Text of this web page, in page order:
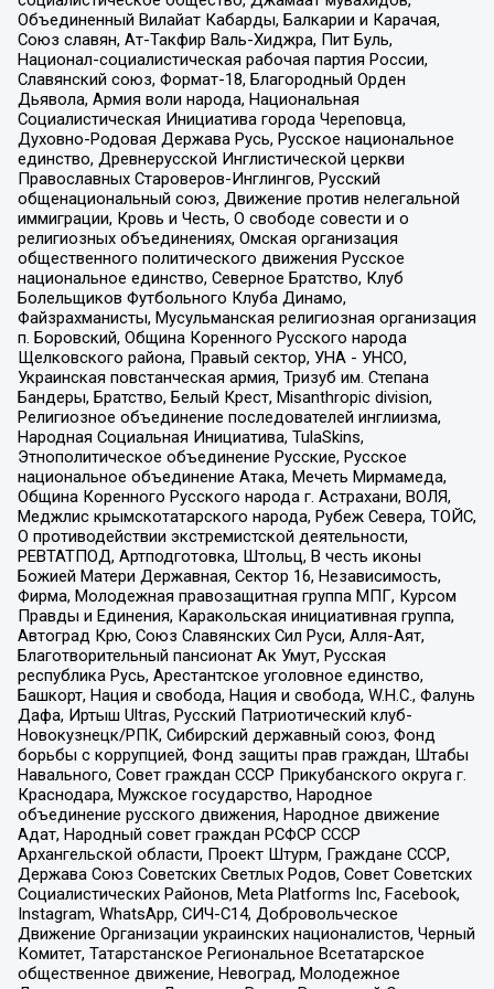
Объединенный Вилайат Кабарды, Балкарии и Карачая,
Союз славян, Ат-Такфир Валь-Хиджра, Пит Буль,
Национал-социалистическая рабочая партия России,
Славянский союз, Формат-18, Благородный Орден
Дьявола, Армия воли народа, Национальная
Социалистическая Инициатива города Череповца,
Духовно-Родовая Держава Русь, Русское национальное
единство, Древнерусской Инглистической церкви
Православных Староверов-Инглингов, Русский
общенациональный союз, Движение против нелегальной
иммиграции, Кровь и Честь, О свободе совести и о
религиозных объединениях, Омская организация
общественного политического движения Русское
национальное единство, Северное Братство, Клуб
Болельщиков Футбольного Клуба Динамо,
Файзрахманисты, Мусульманская религиозная организация
п. Боровский, Община Коренного Русского народа
Щелковского района, Правый сектор, УНА - УНСО,
Украинская повстанческая армия, Тризуб им. Степана
Бандеры, Братство, Белый Крест, Misanthropic division,
Религиозное объединение последователей инглиизма,
Народная Социальная Инициатива, TulaSkins,
Этнополитическое объединение Русские, Русское
национальное объединение Атака, Мечеть Мирмамеда,
Община Коренного Русского народа г. Астрахани, ВОЛЯ,
Меджлис крымскотатарского народа, Рубеж Севера, ТОЙС,
О противодействии экстремистской деятельности,
РЕВТАТПОД, Артподготовка, Штольц, В честь иконы
Божией Матери Державная, Сектор 16, Независимость,
Фирма, Молодежная правозащитная группа МПГ, Курсом
Правды и Единения, Каракольская инициативная группа,
Автоград Крю, Союз Славянских Сил Руси, Алля-Аят,
Благотворительный пансионат Ак Умут, Русская
республика Русь, Арестантское уголовное единство,
Башкорт, Нация и свобода, Нация и свобода, W.H.С., Фалунь
Дафа, Иртыш Ultras, Русский Патриотический клуб-
Новокузнецк/РПК, Сибирский державный союз, Фонд
борьбы с коррупцией, Фонд защиты прав граждан, Штабы
Навального, Совет граждан СССР Прикубанского округа г.
Краснодара, Мужское государство, Народное
объединение русского движения, Народное движение
Адат, Народный совет граждан РСФСР СССР
Архангельской области, Проект Штурм, Граждане СССР,
Держава Союз Советских Светлых Родов, Совет Советских
Социалистических Районов, Meta Platforms Inc, Facebook,
Instagram, WhatsApp, СИЧ-С14, Добровольческое
Движение Организации украинских националистов, Черный
Комитет, Татарстанское Региональное Всетатарское
общественное движение, Невоград, Молодежное